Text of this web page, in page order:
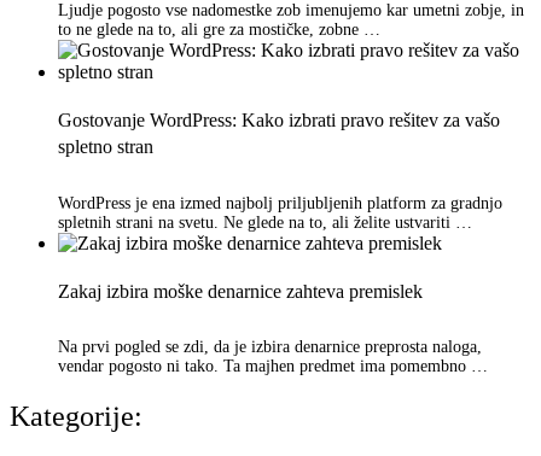
Ljudje pogosto vse nadomestke zob imenujemo kar umetni zobje, in
to ne glede na to, ali gre za mostičke, zobne …
Gostovanje WordPress: Kako izbrati pravo rešitev za vašo
spletno stran
WordPress je ena izmed najbolj priljubljenih platform za gradnjo
spletnih strani na svetu. Ne glede na to, ali želite ustvariti …
Zakaj izbira moške denarnice zahteva premislek
Na prvi pogled se zdi, da je izbira denarnice preprosta naloga,
vendar pogosto ni tako. Ta majhen predmet ima pomembno …
Kategorije: